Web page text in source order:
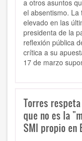
a otros asuntos
el absentismo.
elevado en las
presidenta de la
reflexión pública
crítica a su
17 de marzo
Torres
que no es la
SMI propio en